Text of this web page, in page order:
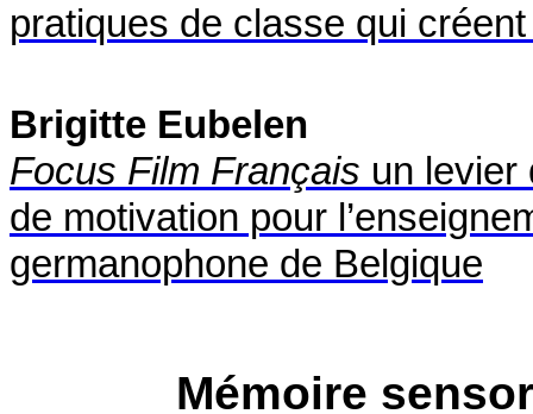
pratiques de classe qui
Brigitte Eubelen
Focus Film Français un levier
de motivation pour
germanophone de Belgique
Mémoire